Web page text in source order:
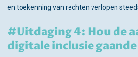
en toekenning van rechten verlopen
#Uitdaging 4: Hou de
digitale inclusie gaande